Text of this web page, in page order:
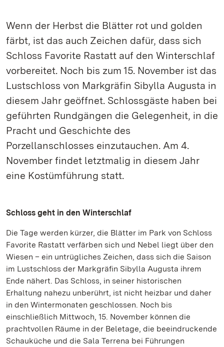
Wenn der Herbst die Blätter rot und golden
färbt, ist das auch Zeichen dafür, dass sich
Schloss Favorite Rastatt auf den Winterschlaf
vorbereitet. Noch bis zum 15. November ist das
Lustschloss von Markgräfin Sibylla Augusta in
diesem Jahr geöffnet. Schlossgäste haben bei
geführten Rundgängen die Gelegenheit, in die
Pracht und Geschichte des
Porzellanschlosses einzutauchen. Am 4.
November findet letztmalig in diesem Jahr
eine Kostümführung statt.
Schloss geht in den Winterschlaf
Die Tage werden kürzer, die Blätter im Park von Schloss
Favorite Rastatt verfärben sich und Nebel liegt über den
Wiesen – ein untrügliches Zeichen, dass sich die Saison
im Lustschloss der Markgräfin Sibylla Augusta ihrem
Ende nähert. Das Schloss, in seiner historischen
Erhaltung nahezu unberührt, ist nicht heizbar und daher
in den Wintermonaten geschlossen. Noch bis
einschließlich Mittwoch, 15. November können die
prachtvollen Räume in der Beletage, die beeindruckende
Schauküche und die Sala Terrena bei Führungen